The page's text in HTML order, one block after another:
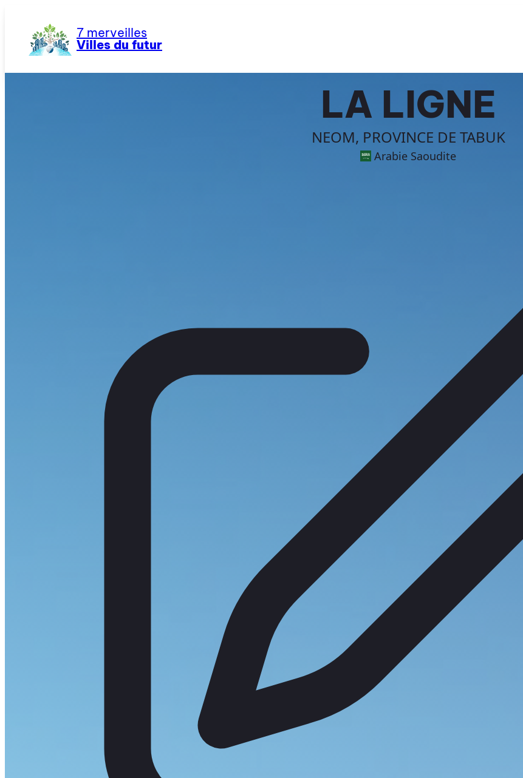
contenu
7 merveilles
Villes du futur
LA LIGNE
NEOM, PROVINCE DE TABUK
Arabie Saoudite